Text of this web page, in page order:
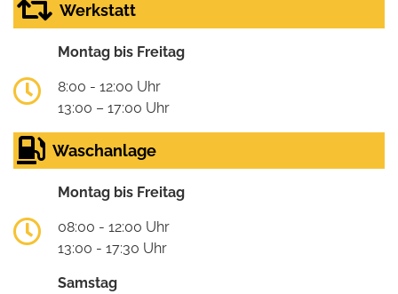
Werkstatt
Montag bis Freitag
8:00 - 12:00 Uhr
13:00 – 17:00 Uhr
Waschanlage
Montag bis Freitag
08:00 - 12:00 Uhr
13:00 - 17:30 Uhr
Samstag